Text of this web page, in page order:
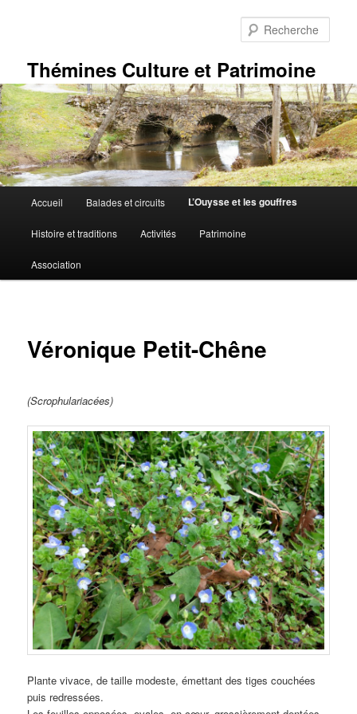
Thémines Culture et Patrimoine
principal
Accueil Balades et circuits L’Ouysse et les gouffres
Histoire et traditions Activités Patrimoine
Association
Véronique Petit-Chêne
(Scrophulariacées)
Plante vivace, de taille modeste, émettant des tiges couchées
puis redressées.